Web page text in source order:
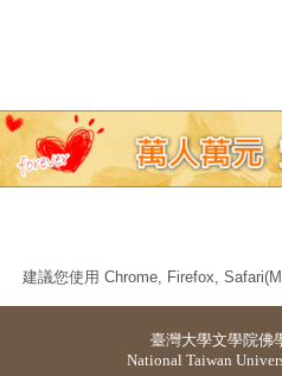
建議您使用 Chrome, Firefox,
臺灣大學文學院佛
National Taiwan